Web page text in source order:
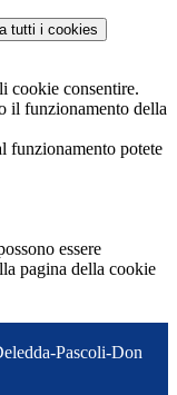
tutti i cookies
cookie consentire.
il funzionamento della
funzionamento potete
essere
pagina della cookie
Pascoli-Don